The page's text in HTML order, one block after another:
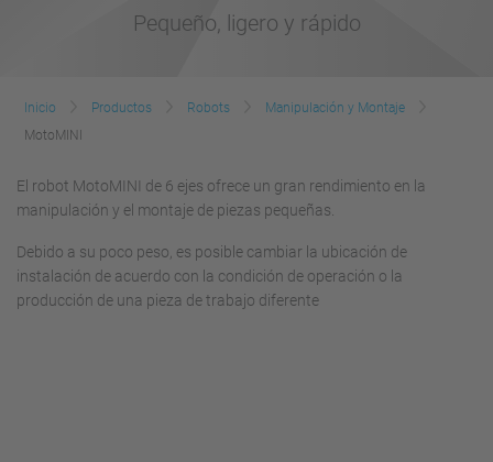
Pequeño, ligero y rápido
Inicio Productos Robots
Manipulación y Montaje
MotoMINI
El robot MotoMINI de 6 ejes ofrece un gran rendimiento en la
manipulación y el montaje de piezas pequeñas.
Debido a su poco peso, es posible cambiar la ubicación de
instalación de acuerdo con la condición de operación o la
producción de una pieza de trabajo diferente